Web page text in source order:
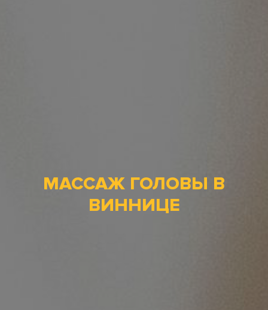
МАССАЖ ГОЛОВЫ В
ВИННИЦЕ